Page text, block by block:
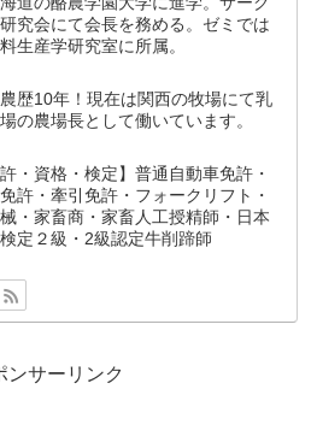
究会にて会長を務める。ゼミでは
生産学研究室に所属。
歴10年！現在は関西の牧場にて乳
の農場長として働いています。
許・資格・検定】普通自動車免許・
許・牽引免許・フォークリフト・
・家畜商・家畜人工授精師・日本
定２級・2級認定牛削蹄師
ンサーリンク